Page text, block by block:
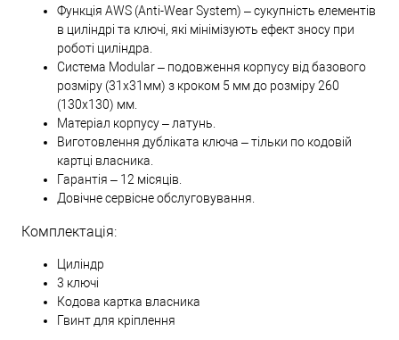
Функція AWS (Anti-Wear System) – сукупність елементів
в циліндрі та ключі, які мінімізують ефект зносу при
роботі циліндра.
Система Modular – подовження корпусу від базового
розміру (31х31мм) з кроком 5 мм до розміру 260
(130х130) мм.
Матеріал корпусу – латунь.
Виготовлення дубліката ключа – тільки по кодовій
картці власника.
Гарантія – 12 місяців.
Довічне сервісне обслуговування.
Комплектація:
Циліндр
3 ключі
Кодова картка власника
Гвинт для кріплення